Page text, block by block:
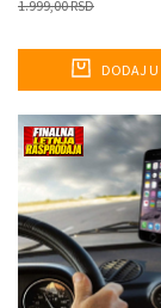
1.999,00RSD
DODAJ U